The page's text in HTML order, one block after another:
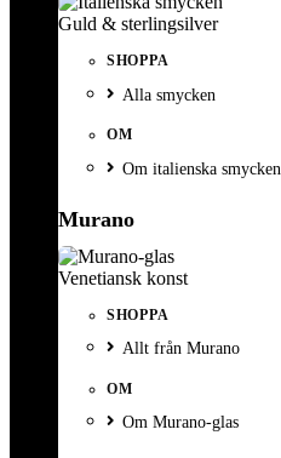
Guld & sterlingsilver
SHOPPA
Alla smycken
OM
Om italienska smycken
Murano
Venetiansk konst
SHOPPA
Allt från Murano
OM
Om Murano-glas